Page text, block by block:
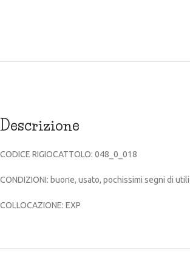
Descrizione
CODICE RIGIOCATTOLO: 048_0_018
CONDIZIONI: buone, usato, pochissimi segni di
COLLOCAZIONE: EXP